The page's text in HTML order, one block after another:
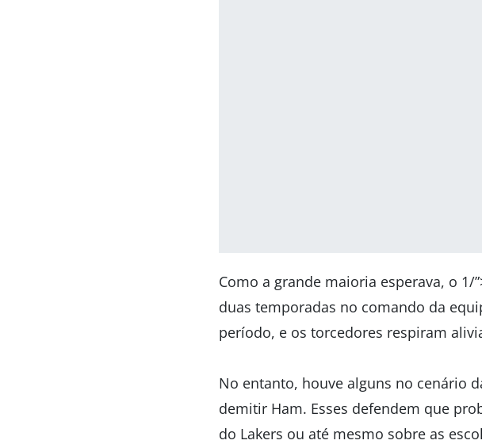
Como a grande maioria esperava, o
duas temporadas no comando da
período, e os torcedores respiram
No entanto, houve alguns no cenário
demitir Ham. Esses defendem que
do Lakers ou até mesmo sobre as